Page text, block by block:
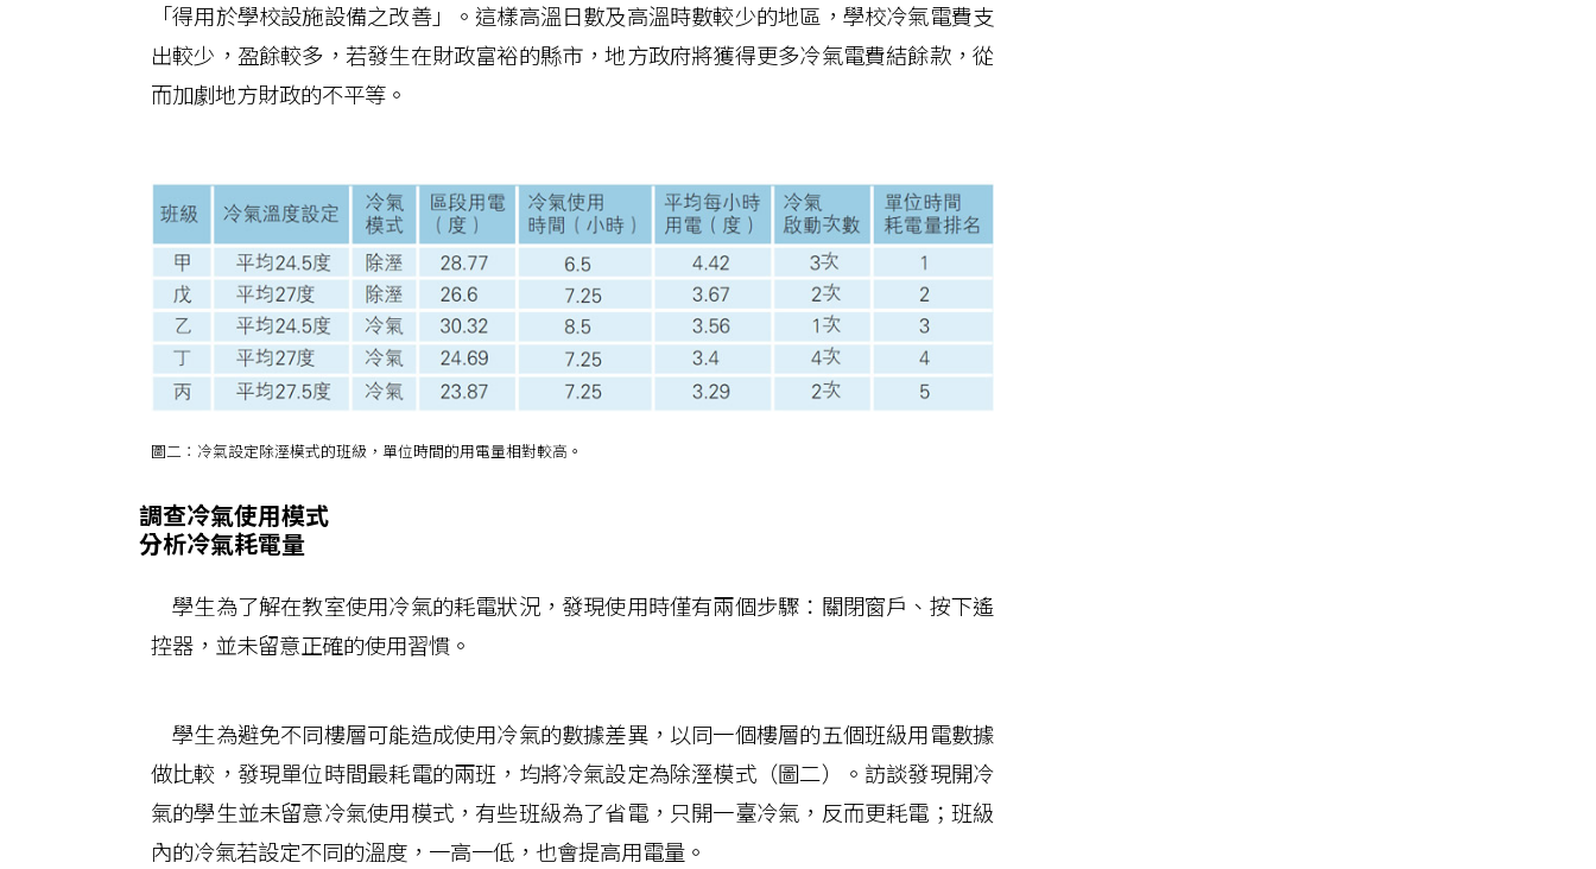
「得用於學校設施設備之改善」。這樣高溫日數及高溫時數較少的地區，學校冷氣電費支
出較少，盈餘較多，若發生在財政富裕的縣市，地方政府將獲得更多冷氣電費結餘款，從
而加劇地方財政的不平等。
圖二：冷氣設定除溼模式的班級，單位時間的用電量相對較高。
調查冷氣使用模式
分析冷氣耗電量
學生為了解在教室使用冷氣的耗電狀況，發現使用時僅有兩個步驟：關閉窗戶、按下遙
控器，並未留意正確的使用習慣。
學生為避免不同樓層可能造成使用冷氣的數據差異，以同一個樓層的五個班級用電數據
做比較，發現單位時間最耗電的兩班，均將冷氣設定為除溼模式（圖二）。訪談發現開冷
氣的學生並未留意冷氣使用模式，有些班級為了省電，只開一臺冷氣，反而更耗電；班級
內的冷氣若設定不同的溫度，一高一低，也會提高用電量。